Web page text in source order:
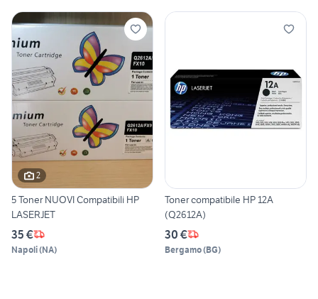
2
5 Toner NUOVI Compatibili HP
LASERJET
35 €
Napoli(NA)
Toner compatibile HP 12A
(Q2612A)
30 €
Bergamo(BG)